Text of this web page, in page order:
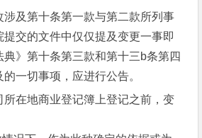
及第十条第一款与第二款所列事
交的文件中仅仅提及变更一事即
》第十条第三款和第十三b条第四
一切事项，应进行公告。
在地商业登记簿上登记之前，变